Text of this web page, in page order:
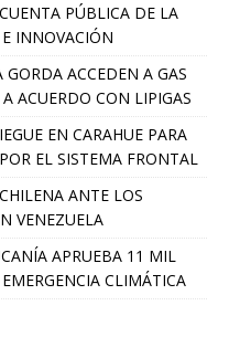
PÚBLICA DE LA
INNOVACIÓN
ACCEDEN A GAS
ACUERDO CON LIPIGAS
EN CARAHUE PARA
EL SISTEMA FRONTAL
ANTE LOS
VENEZUELA
APRUEBA 11 MIL
CLIMÁTICA